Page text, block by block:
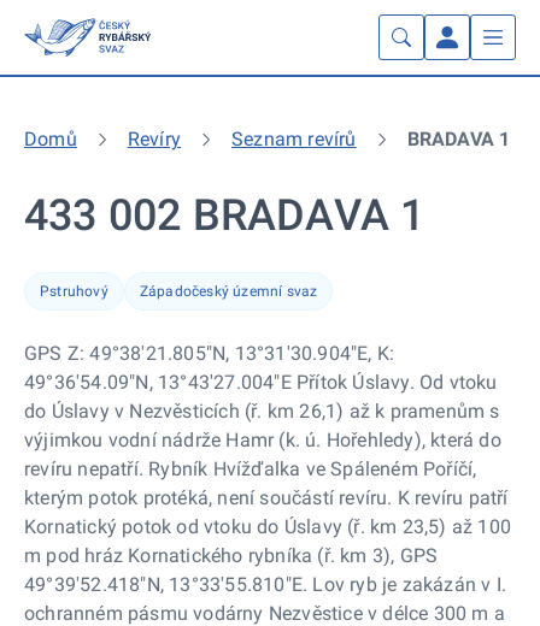
Domů Revíry Seznam revírů BRADAVA 1
433 002 BRADAVA 1
Pstruhový Západočeský územní svaz
GPS Z: 49°38'21.805"N, 13°31'30.904"E, K:
49°36'54.09"N, 13°43'27.004"E Přítok Úslavy. Od vtoku
do Úslavy v Nezvěsticích (ř. km 26,1) až k pramenům s
výjimkou vodní nádrže Hamr (k. ú. Hořehledy), která do
revíru nepatří. Rybník Hvížďalka ve Spáleném Poříčí,
kterým potok protéká, není součástí revíru. K revíru patří
Kornatický potok od vtoku do Úslavy (ř. km 23,5) až 100
m pod hráz Kornatického rybníka (ř. km 3), GPS
49°39'52.418"N, 13°33'55.810"E. Lov ryb je zakázán v I.
ochranném pásmu vodárny Nezvěstice v délce 300 m a